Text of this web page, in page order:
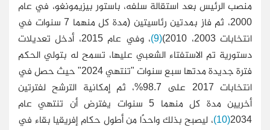
منصب الرئيس بعد استقالة سلفه، باستور بيزيمونغو، في عام
2000، ثم فاز بمدتين رئاسيتين (مدة كل منهما 7 سنوات في
انتخابات 2003، 2010)
(9)
، وفي عام 2015، أدخل تعديلات
دستورية تم الاستفتاء الشعبي عليها، تسمح له بتولي الحكم
فترة جديدة مدتها سبع سنوات "تنتهي 2024" حيث حصل في
انتخابات 2017 على 98.7%، ثم إمكانية الترشح لفترتين
أخريين مدة كل منهما 5 سنوات يفترض أن تنتهي عام
2034
(10)
، ليصبح بذلك واحدًا من أطول حكام إفريقيا بقاء في